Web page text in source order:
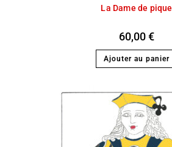
La Dame de pique
60,00€
Ajouter au panier